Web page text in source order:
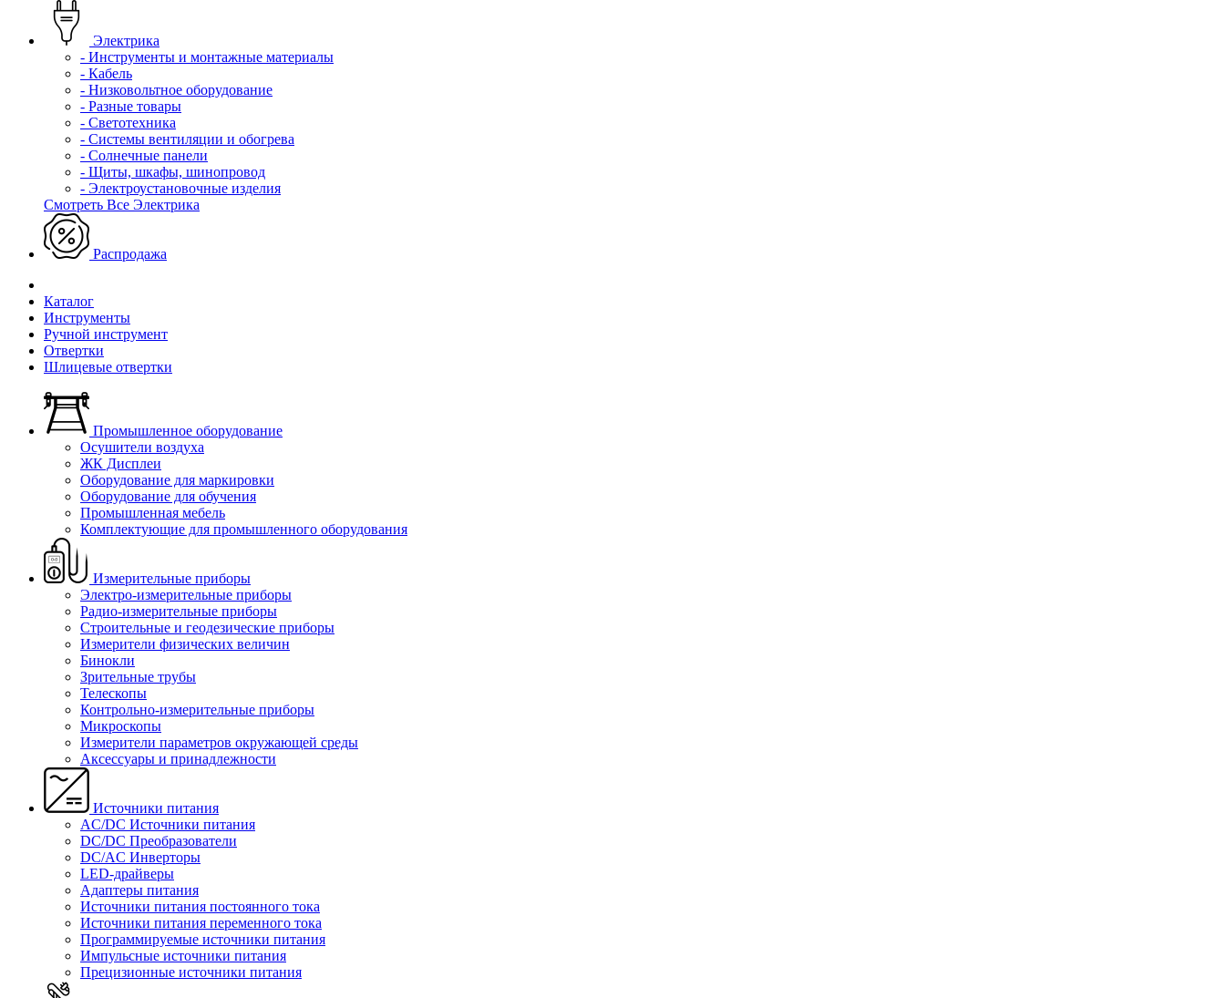
Электрика
- Инструменты и монтажные материалы
- Кабель
- Низковольтное оборудование
- Разные товары
- Светотехника
- Системы вентиляции и обогрева
- Солнечные панели
- Щиты, шкафы, шинопровод
- Электроустановочные изделия
Смотреть Все Электрика
Распродажа
Каталог
Инструменты
Ручной инструмент
Отвертки
Шлицевые отвертки
Промышленное оборудование
Осушители воздуха
ЖК Дисплеи
Оборудование для маркировки
Оборудование для обучения
Промышленная мебель
Комплектующие для промышленного оборудования
Измерительные приборы
Электро-измерительные приборы
Радио-измерительные приборы
Строительные и геодезические приборы
Измерители физических величин
Бинокли
Зрительные трубы
Телескопы
Контрольно-измерительные приборы
Микроскопы
Измерители параметров окружающей среды
Аксессуары и принадлежности
Источники питания
AC/DC Источники питания
DC/DC Преобразователи
DC/AC Инверторы
LED-драйверы
Адаптеры питания
Источники питания постоянного тока
Источники питания переменного тока
Программируемые источники питания
Импульсные источники питания
Прецизионные источники питания